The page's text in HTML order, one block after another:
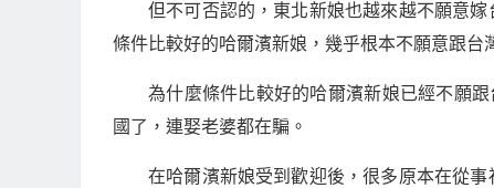
但不可否認的，東北新娘也越來越不願意
條件比較好的哈爾濱新娘，幾乎根本不願意跟台
為什麼條件比較好的哈爾濱新娘已經不願
國了，連娶老婆都在騙。
在哈爾濱新娘受到歡迎後，很多原本在從